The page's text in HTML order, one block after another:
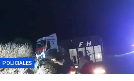
POLICIALES